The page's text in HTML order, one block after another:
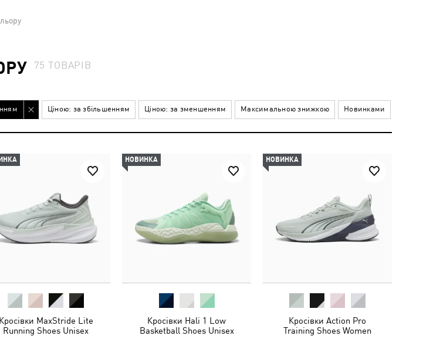
75ТОВАРІВ
Ціною: за збільшенням Ціною: за зменшенням Максимальною знижкою Новинками
Кросівки MaxStride Lite
Running Shoes Unisex
НОВИНКА
Кросівки Hali 1 Low
Basketball Shoes Unisex
НОВИНКА
Кросівки Action Pro
Training Shoes Women